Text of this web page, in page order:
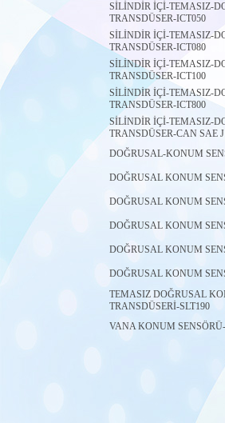
SİLİNDİR İÇİ-TEMASIZ-
TRANSDÜSER-ICT050
SİLİNDİR İÇİ-TEMASIZ-
TRANSDÜSER-ICT080
SİLİNDİR İÇİ-TEMASIZ-
TRANSDÜSER-ICT100
SİLİNDİR İÇİ-TEMASIZ-
TRANSDÜSER-ICT800
SİLİNDİR İÇİ-TEMASIZ-
TRANSDÜSER-CAN SAE
DOĞRUSAL-KONUM
DOĞRUSAL KONUM
DOĞRUSAL KONUM
DOĞRUSAL KONUM
DOĞRUSAL KONUM
DOĞRUSAL KONUM
TEMASIZ DOĞRUSAL
TRANSDÜSERİ-SLT190
VANA KONUM